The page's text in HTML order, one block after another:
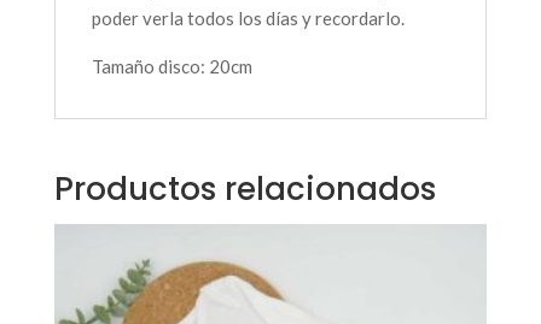
poder verla todos los días y recordarlo.
Tamaño disco: 20cm
Productos relacionados